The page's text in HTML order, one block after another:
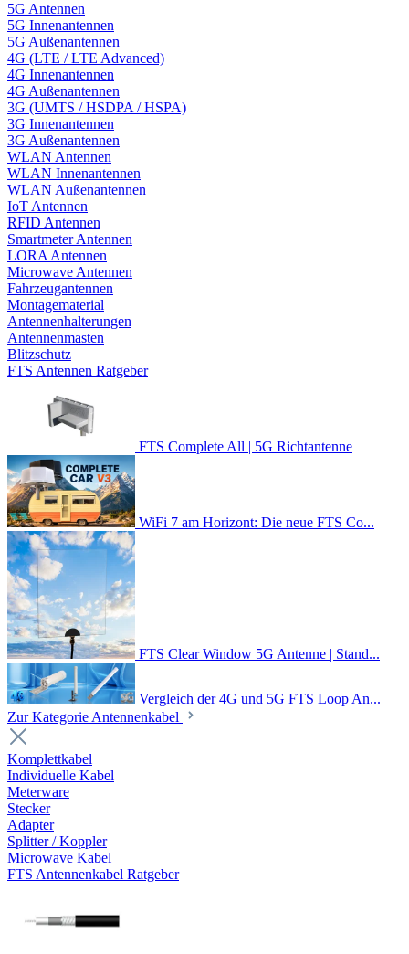
5G Antennen
5G Innenantennen
5G Außenantennen
4G (LTE / LTE Advanced)
4G Innenantennen
4G Außenantennen
3G (UMTS / HSDPA / HSPA)
3G Innenantennen
3G Außenantennen
WLAN Antennen
WLAN Innenantennen
WLAN Außenantennen
IoT Antennen
RFID Antennen
Smartmeter Antennen
LORA Antennen
Microwave Antennen
Fahrzeugantennen
Montagematerial
Antennenhalterungen
Antennenmasten
Blitzschutz
FTS Antennen Ratgeber
FTS Complete All | 5G Richtantenne
WiFi 7 am Horizont: Die neue FTS Co...
FTS Clear Window 5G Antenne | Stand...
Vergleich der 4G und 5G FTS Loop An...
Zur Kategorie Antennenkabel
Komplettkabel
Individuelle Kabel
Meterware
Stecker
Adapter
Splitter / Koppler
Microwave Kabel
FTS Antennenkabel Ratgeber